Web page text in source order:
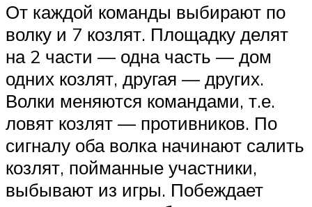
От каждой команды выбирают по
волку и 7 козлят. Площадку делят
на 2 части — одна часть — дом
одних козлят, другая — других.
Волки меняются командами, т.е.
ловят козлят — противников. По
сигналу оба волка начинают салить
козлят, пойманные участники,
выбывают из игры. Побеждает